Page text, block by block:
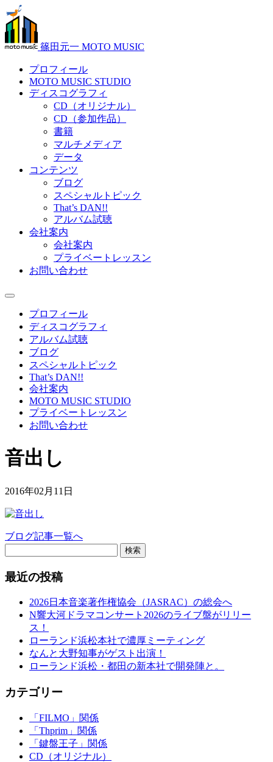
篠田元一 MOTO MUSIC
プロフィール
MOTO MUSIC STUDIO
ディスコグラフィ
CD（オリジナル）
CD（参加作品）
書籍
マルチメディア
データ
コンテンツ
ブログ
スペシャルトピック
That’s DAN!!
アルバム試聴
会社案内
会社案内
プライベートレッスン
お問い合わせ
プロフィール
ディスコグラフィ
アルバム試聴
ブログ
スペシャルトピック
That’s DAN!!
会社案内
MOTO MUSIC STUDIO
プライベートレッスン
お問い合わせ
音出し
2016年02月11日
ブログ記事一覧へ
検索
最近の投稿
2026日本音楽著作権協会（JASRAC）の総会へ
N響大河ドラマコンサート2026のライブ盤がリリー
ス！
ローランド浜松本社で濃厚ミーティング
なんと大野知事がゲスト出演！
ローランド浜松・都田の新本社で開発陣と。
カテゴリー
「FILMO」関係
「Thprim」関係
「鍵盤王子」関係
CD（オリジナル）